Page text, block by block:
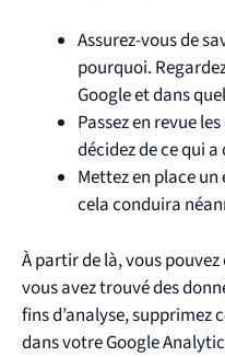
Assurez-vous de
pourquoi.
Google et dans
Passez en revue
décidez de ce qui
Mettez en place
cela conduira
À partir de là, vous
vous avez trouvé des
fins d’analyse, supprimez
dans votre Google